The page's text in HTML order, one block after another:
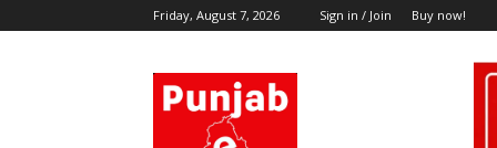
Friday, August 7, 2026 Sign in / Join Buy now!